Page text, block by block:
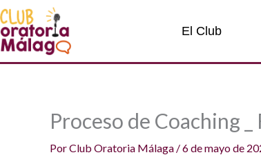
Ir
al
contenido
El Club
Proceso de Coaching
PorClub Oratoria Málaga /6 de mayo de